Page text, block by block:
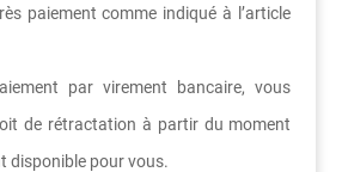
paiement comme indiqué à l’article
par virement bancaire, vous
de rétractation à partir du moment
disponible pour vous.